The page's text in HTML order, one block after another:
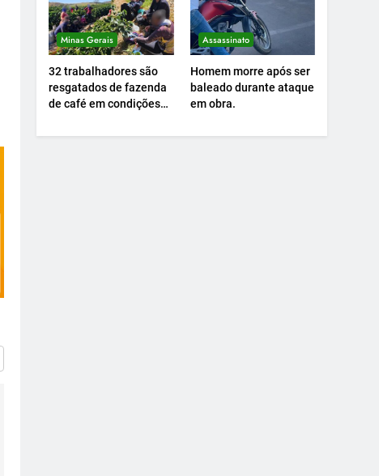
hospitalar.
Minas Gerais
32 trabalhadores são
resgatados de fazenda
de café em condições
Assassinato
Homem morre após ser
baleado durante ataque
em obra.